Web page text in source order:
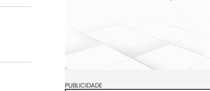
PUBLICIDADE